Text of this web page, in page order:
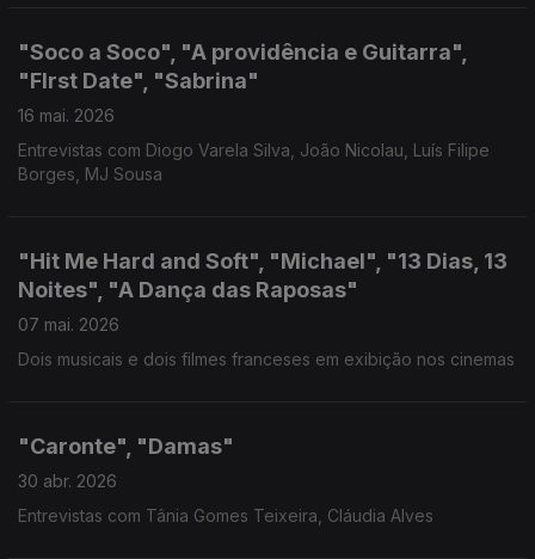
"Soco a Soco", "A providência e Guitarra",
"FIrst Date", "Sabrina"
16 mai. 2026
Entrevistas com Diogo Varela Silva, João Nicolau, Luís Filipe
Borges, MJ Sousa
"Hit Me Hard and Soft", "Michael", "13 Dias, 13
Noites", "A Dança das Raposas"
07 mai. 2026
Dois musicais e dois filmes franceses em exibição nos cinemas
"Caronte", "Damas"
30 abr. 2026
Entrevistas com Tânia Gomes Teixeira, Cláudia Alves